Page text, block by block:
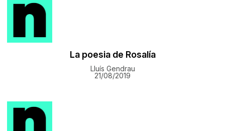
La poesia de Rosalía
Lluís Gendrau
21/08/2019